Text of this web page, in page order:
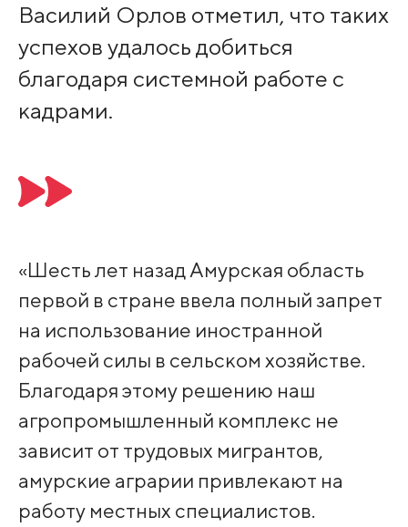
Василий Орлов отметил, что таких
успехов удалось добиться
благодаря системной работе с
кадрами.
«Шесть лет назад Амурская область
первой в стране ввела полный запрет
на использование иностранной
рабочей силы в сельском хозяйстве.
Благодаря этому решению наш
агропромышленный комплекс не
зависит от трудовых мигрантов,
амурские аграрии привлекают на
работу местных специалистов.